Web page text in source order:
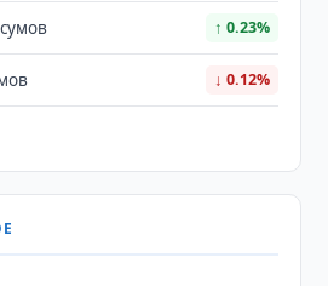
↑ 0.23%
↓ 0.12%